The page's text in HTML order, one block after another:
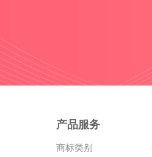
产品服务
商标类别